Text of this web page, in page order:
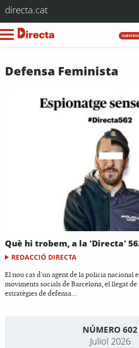
directa.cat
Defensa Feminista
Què hi trobem, a la 'Directa'
REDACCIÓ DIRECTA
El nou cas d'un agent de la policia nacional
moviments socials de Barcelona, el llegat de
estratègies de defensa...
NÚMERO 602
Juliol 2026